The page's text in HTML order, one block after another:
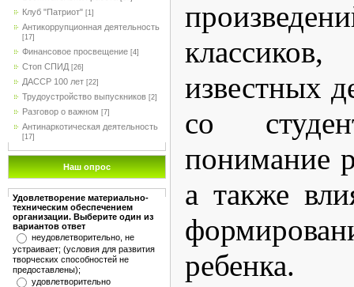
Клуб "Патриот" [1]
Антикоррупционная деятельность
[17]
Финансовое просвещение [4]
Стоп СПИД [26]
ДАССР 100 лет [22]
Трудоустройство выпускников [2]
Разговор о важном [7]
Антинаркотическая деятельность
[17]
Наш опрос
Удовлетворение материально-
техническим обеспечением
организации. Выберите один из
вариантов ответ
неудовлетворительно, не
устраивает; (условия для развития
творческих способностей не
предоставлены);
удовлетворительно
известных
со
понимание
а также
ребенка.